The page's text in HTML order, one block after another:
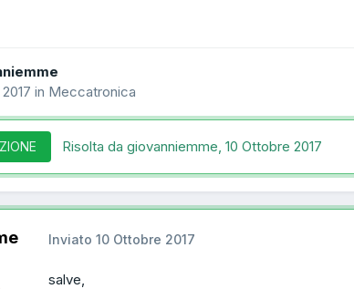
in Meccatronica
Risolta da giovanniemme, 10 Ottobre 2017
Inviato 10 Ottobre 2017
salve,